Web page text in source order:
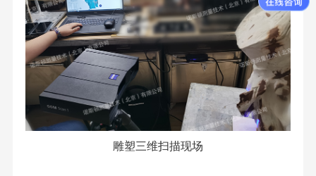
雕塑三维扫描现场